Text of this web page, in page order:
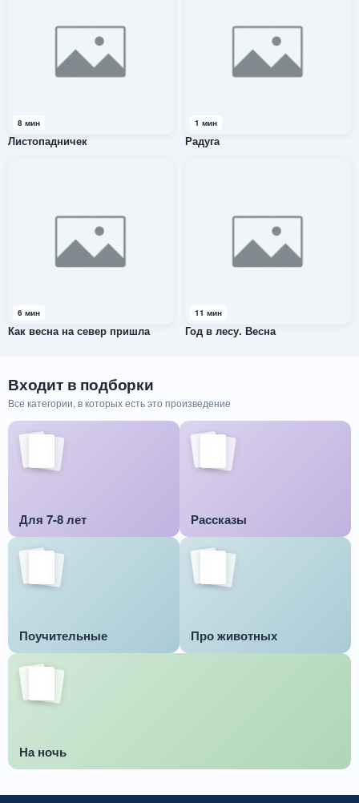
8 мин
Листопадничек
1 мин
Радуга
6 мин
Как весна на север пришла
11 мин
Год в лесу. Весна
Входит в подборки
Все категории, в которых есть это произведение
Для 7-8 лет Рассказы
Поучительные Про животных
На ночь